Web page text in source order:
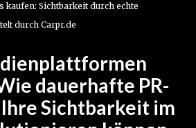
kaufen: Sichtbarkeit durch echte
durch Carpr.de
dauerhafte PR-
Sichtbarkeit im